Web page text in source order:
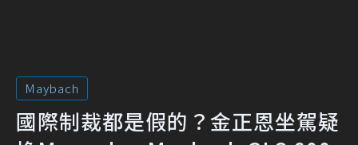
Maybach
國際制裁都是假的？金正恩坐駕疑